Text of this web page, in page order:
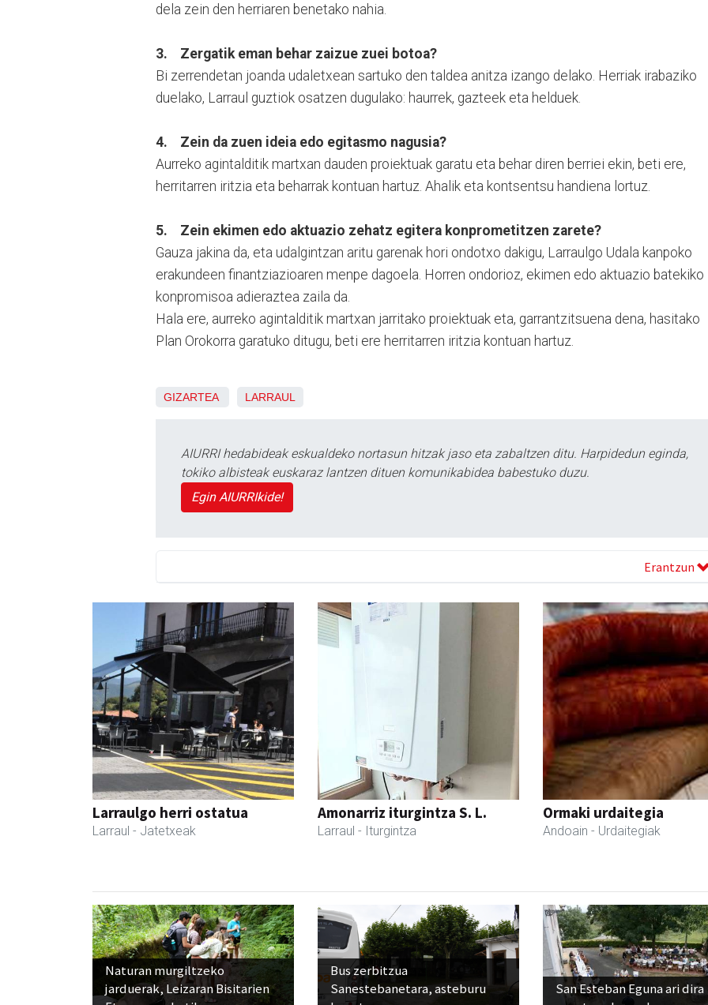
dela zein den herriaren benetako nahia.
3. Zergatik eman behar zaizue zuei botoa?
Bi zerrendetan joanda udaletxean sartuko den taldea anitza izango delako. Herriak irabaziko
duelako, Larraul guztiok osatzen dugulako: haurrek, gazteek eta helduek.
4. Zein da zuen ideia edo egitasmo nagusia?
Aurreko agintalditik martxan dauden proiektuak garatu eta behar diren berriei ekin, beti ere,
herritarren iritzia eta beharrak kontuan hartuz. Ahalik eta kontsentsu handiena lortuz.
5. Zein ekimen edo aktuazio zehatz egitera konprometitzen zarete?
Gauza jakina da, eta udalgintzan aritu garenak hori ondotxo dakigu, Larraulgo Udala kanpoko
erakundeen finantziazioaren menpe dagoela. Horren ondorioz, ekimen edo aktuazio batekiko
konpromisoa adieraztea zaila da.
Hala ere, aurreko agintalditik martxan jarritako proiektuak eta, garrantzitsuena dena, hasitako
Plan Orokorra garatuko ditugu, beti ere herritarren iritzia kontuan hartuz.
GIZARTEA LARRAUL
AIURRI hedabideak eskualdeko nortasun hitzak jaso eta zabaltzen ditu. Harpidedun eginda,
tokiko albisteak euskaraz lantzen dituen komunikabidea babestuko duzu.
Egin AIURRIkide!
Erantzun
Larraulgo herri ostatua
Larraul - Jatetxeak
Amonarriz iturgintza S. L.
Larraul - Iturgintza
Ormaki urdaitegia
Andoain - Urdaitegiak
Naturan murgiltzeko
jarduerak, Leizaran Bisitarien
Bus zerbitzua
Sanestebanetara, asteburu
San Esteban Eguna ari dira